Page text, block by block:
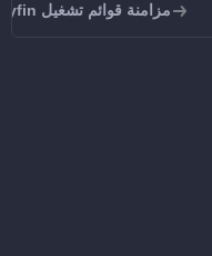
مزامنة قوائم تشغيل Jellyfin